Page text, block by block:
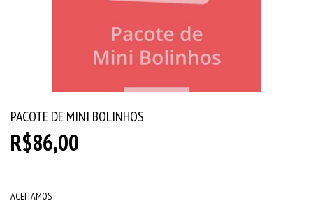
PACOTE DE MINI BOLINHOS
R$86,00
ACEITAMOS